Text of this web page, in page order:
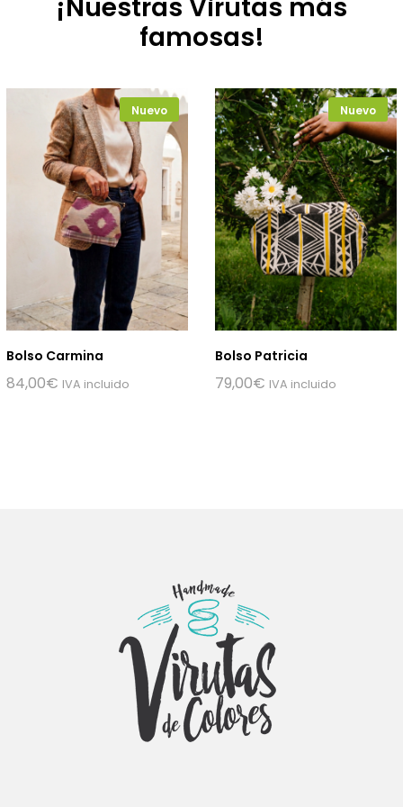
¡Nuestras Virutas más
famosas!
Nuevo
Bolso Carmina
84,00€ IVA incluido
Nuevo
Bolso Patricia
79,00€ IVA incluido